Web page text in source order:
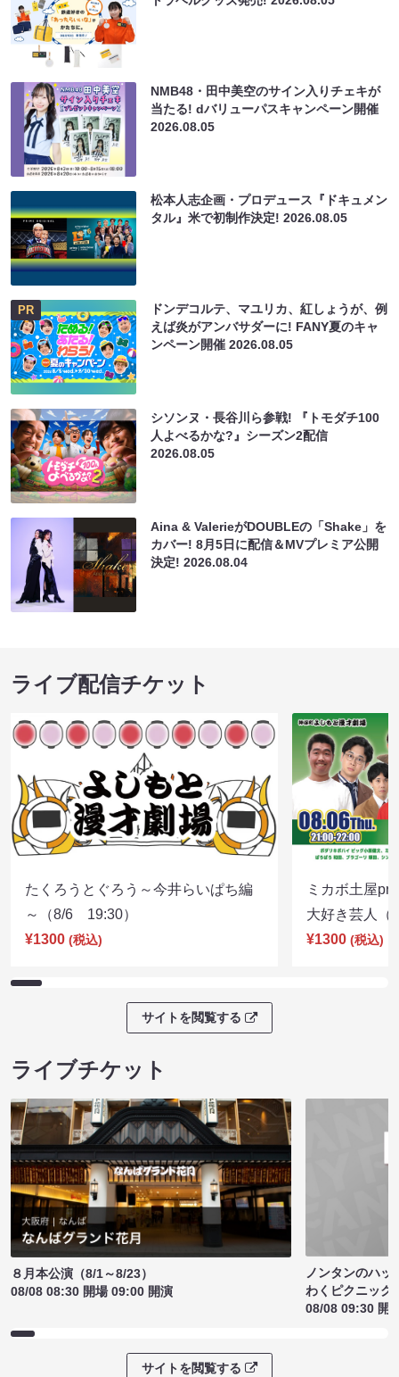
NMB48・田中美空のサイン入りチェキが
当たる! dバリューパスキャンペーン開催
2026.08.05
松本人志企画・プロデュース『ドキュメン
タル』米で初制作決定!2026.08.05
PR
ドンデコルテ、マユリカ、紅しょうが、例
えば炎がアンバサダーに! FANY夏のキャ
ンペーン開催2026.08.05
シソンヌ・長谷川ら参戦! 『トモダチ100
人よべるかな?』シーズン2配信
2026.08.05
Aina & ValerieがDOUBLEの「Shake」を
カバー! 8月5日に配信＆MVプレミア公開
決定!2026.08.04
ライブ配信チケット
たくろうとぐろう～今井らいぱち編
～（8/6 19:30）
¥1300 (税込)
ミカボ土屋
大好き芸人
¥1300 (税込)
サイトを閲覧する
ライブチケット
８月本公演（8/1～8/23）
08/08 08:30 開場 09:00 開演
ノンタンのハッ
わくピクニック
08/08 09:30 開
サイトを閲覧する